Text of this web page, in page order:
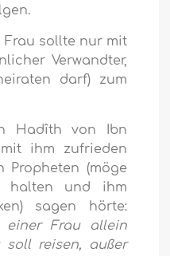
Frau sollte nur mit
Verwandter,
darf) zum
Hadîth von Ibn
ihm zufrieden
Propheten (möge
halten und ihm
sagen hörte:
einer Frau allein
soll reisen, außer